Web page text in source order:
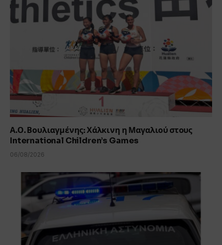
Α.Ο. Βουλιαγμένης: Χάλκινη η Μαγαλιού στους
International Children’s Games
06/08/2026